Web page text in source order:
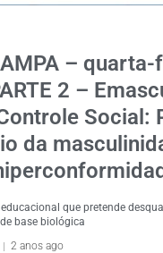
–
2 –
Social:
da
que pretende
base biológica
2 anos ago